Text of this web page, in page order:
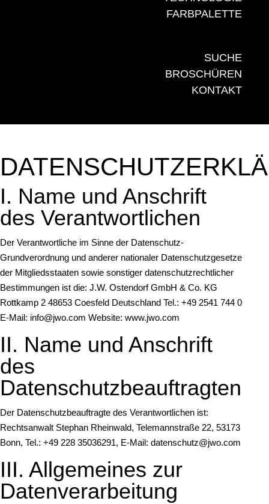
FARBPALETTE
SUCHE
BROSCHÜREN
KONTAKT
I. Name und Anschrift
des Verantwortlichen
Der Verantwortliche im Sinne der Datenschutz-
Grundverordnung und anderer nationaler Datenschutzgesetze
der Mitgliedsstaaten sowie sonstiger datenschutzrechtlicher
Bestimmungen ist die: J.W. Ostendorf GmbH & Co. KG
Rottkamp 2 48653 Coesfeld Deutschland Tel.: +49 2541 744 0
E-Mail: info@jwo.com Website: www.jwo.com
II. Name und Anschrift
des
Datenschutzbeauftragten
Der Datenschutzbeauftragte des Verantwortlichen ist:
Rechtsanwalt Stephan Rheinwald, Telemannstraße 22, 53173
Bonn, Tel.: +49 228 35036291, E-Mail: datenschutz@jwo.com
III. Allgemeines zur
Datenverarbeitung